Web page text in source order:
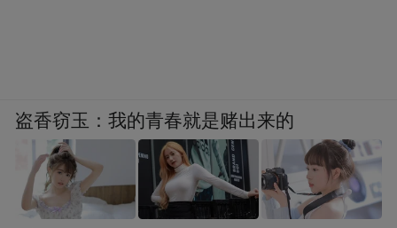
盗香窃玉：我的青春就是赌出来的